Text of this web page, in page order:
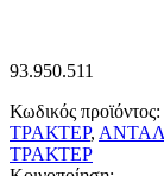
93.950.511
Κωδικός προϊόντος:
ΤΡΑΚΤΕΡ,
ΤΡΑΚΤΕΡ